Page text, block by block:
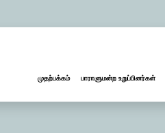
முதற்பக்கம் பாராளுமன்ற உறுப்பினர்கள்